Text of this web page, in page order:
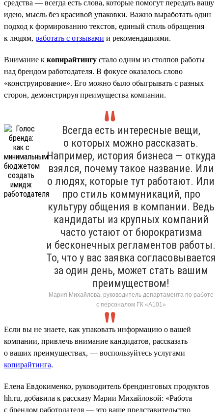
средства — всегда есть слова, которые помогут передать вашу
идею, мысль без красивой упаковки. Важно выработать один
подход к формированию текстов, единый стиль обращения
к людям, работать с отзывами и рекомендациями.
Внимание к копирайтингу стало одним из столпов работы
над брендом работодателя. В фокусе оказалось слово
«конструирование». Его можно было обыгрывать с разных
сторон, демонстрируя преимущества компании.
Всегда есть интересные вещи,
о которых можно рассказать.
Например, история бизнеса — откуда
взялся, почему такое название. Или
о людях, которые тут работают. Или
про стиль коммуникаций, про
культуру общения в компании. Ведь
кандидаты из крупных компаний
часто устают от бюрократизма
и бесконечных регламентов работы.
То, что у вас заявка согласовывается
за один день, может стать вашим
преимуществом!
Мария Михайлова, руководитель департамента по работе
с персоналом ГК «А101»
Если вы не знаете, как упаковать информацию о вашей
компании, привлечь внимание кандидатов, рассказать
о ваших преимуществах, — воспользуйтесь услугами
копирайтинга.
Елена Евдокименко, руководитель брендинговых продуктов
hh.ru, добавила к рассказу Марии Михайловой: «Работа
с брендом работодателя — это ваше представительство